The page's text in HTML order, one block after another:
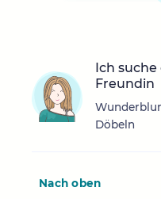
Ich suche
Freundin
Döbeln
Nach oben